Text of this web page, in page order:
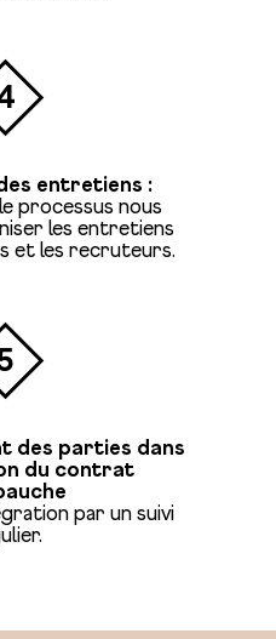
entretiens :
processus nous
les entretiens
et les recruteurs.
des parties dans
du contrat
par un suivi